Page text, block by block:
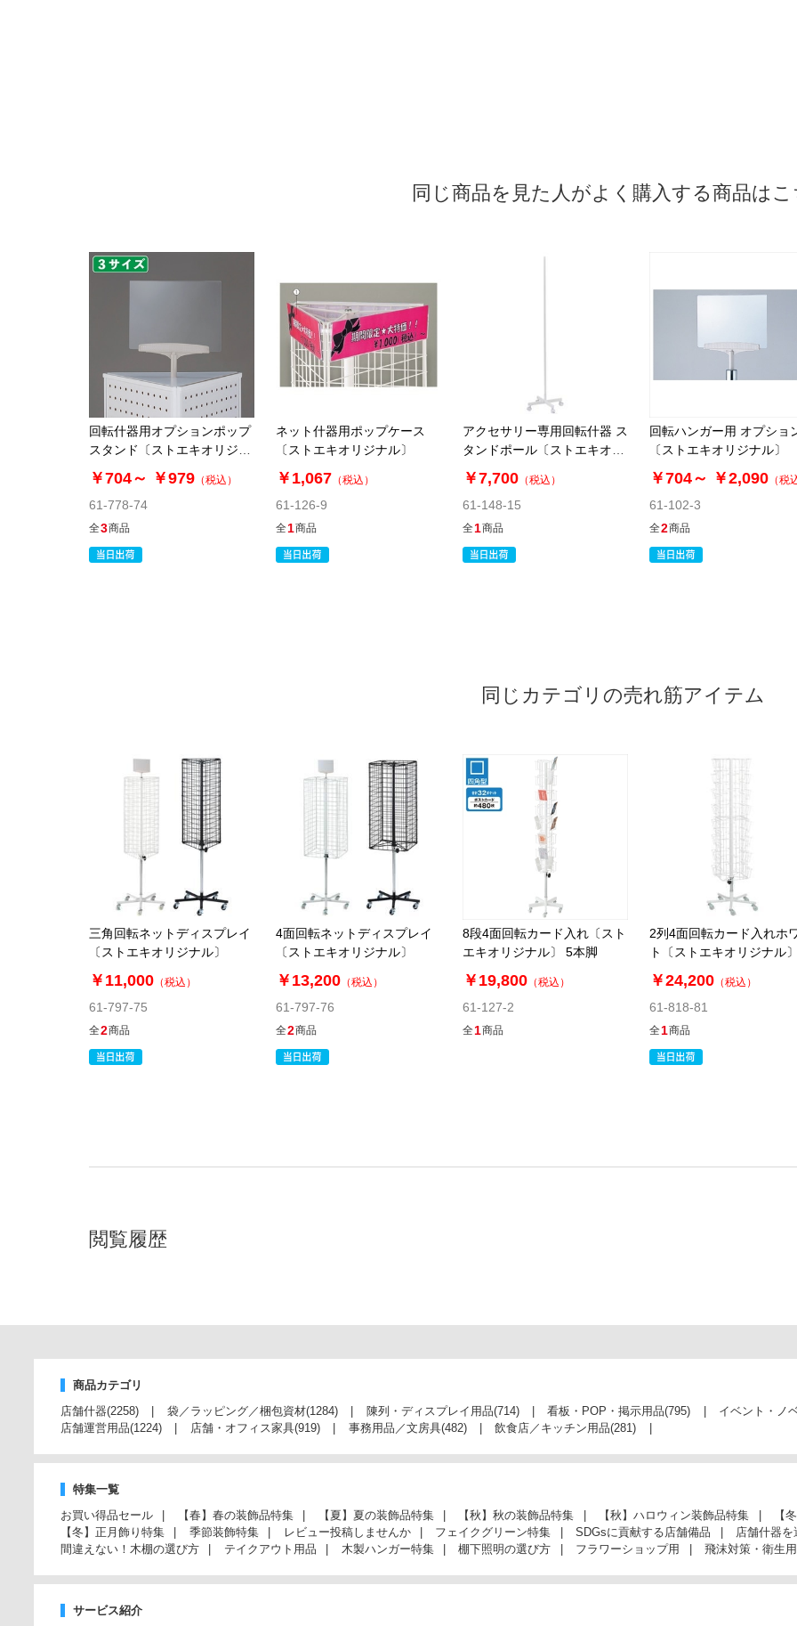
同じ商品を見た人がよく購入する商品は
回転什器用オプションポップ
スタンド〔ストエキオリジナ
ル〕
￥704～ ￥979 （税込）
61-778-74
全3商品
ネット什器用ポップケース
〔ストエキオリジナル〕
￥1,067 （税込）
61-126-9
全1商品
アクセサリー専用回転什器 ス
タンドポール〔ストエキオリ
ジナル〕 ホワイト
￥7,700 （税込）
61-148-15
全1商品
回転ハンガー用 オプショ
〔ストエキオリジナル〕
￥704～ ￥2,090 （税
61-102-3
全2商品
同じカテゴリの売れ筋アイテム
三角回転ネットディスプレイ
〔ストエキオリジナル〕
￥11,000 （税込）
61-797-75
全2商品
4面回転ネットディスプレイ
〔ストエキオリジナル〕
￥13,200 （税込）
61-797-76
全2商品
8段4面回転カード入れ〔スト
エキオリジナル〕 5本脚
￥19,800 （税込）
61-127-2
全1商品
2列4面回転カード入れホ
ト〔ストエキオリジナル
￥24,200 （税込）
61-818-81
全1商品
閲覧履歴
商品カテゴリ
店舗什器(2258) 袋／ラッピング／梱包資材(1284) 陳列・ディスプレイ用品(714) 看板・POP・掲示用品(795)
イベント・ノ
店舗運営用品(1224) 店舗・オフィス家具(919) 事務用品／文房具(482) 飲食店／キッチン用品(281)
特集一覧
お買い得品セール
【春】春の装飾品特集 【夏】夏の装飾品特集 【秋】秋の装飾品特集 【秋】ハロウィン装飾品特集
【
【冬】正月飾り特集
季節装飾特集 レビュー投稿しませんか フェイクグリーン特集 SDGsに貢献する店舗備品
店舗什器を
間違えない！木棚の選び方
テイクアウト用品 木製ハンガー特集 棚下照明の選び方 フラワーショップ用 飛沫対策・衛生
サービス紹介